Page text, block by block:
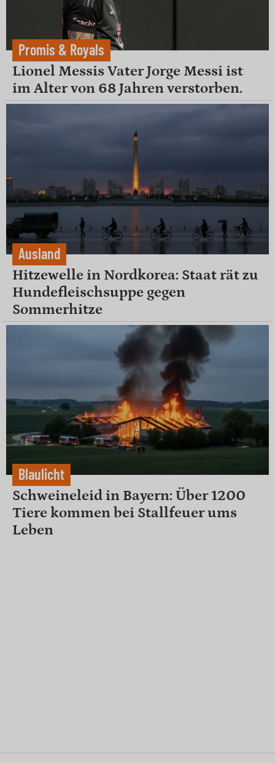
Promis & Royals
Lionel Messis Vater Jorge Messi ist
im Alter von 68 Jahren verstorben.
Ausland
Hitzewelle in Nordkorea: Staat rät zu
Hundefleischsuppe gegen
Sommerhitze
Blaulicht
Schweineleid in Bayern: Über 1200
Tiere kommen bei Stallfeuer ums
Leben